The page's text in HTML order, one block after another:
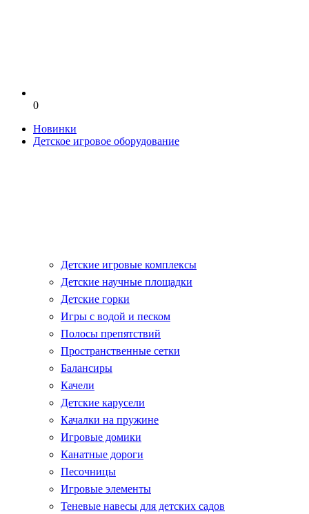
0
Новинки
Детское игровое оборудование
Детские игровые комплексы
Детские научные площадки
Детские горки
Игры с водой и песком
Полосы препятствий
Пространственные сетки
Балансиры
Качели
Детские карусели
Качалки на пружине
Игровые домики
Канатные дороги
Песочницы
Игровые элементы
Теневые навесы для детских садов